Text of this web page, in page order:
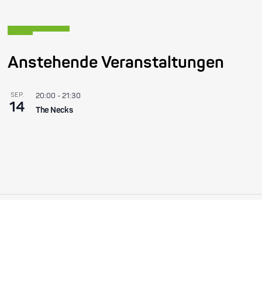
Anstehende Veranstaltungen
SEP.
14
20:00 -21:30
The Necks